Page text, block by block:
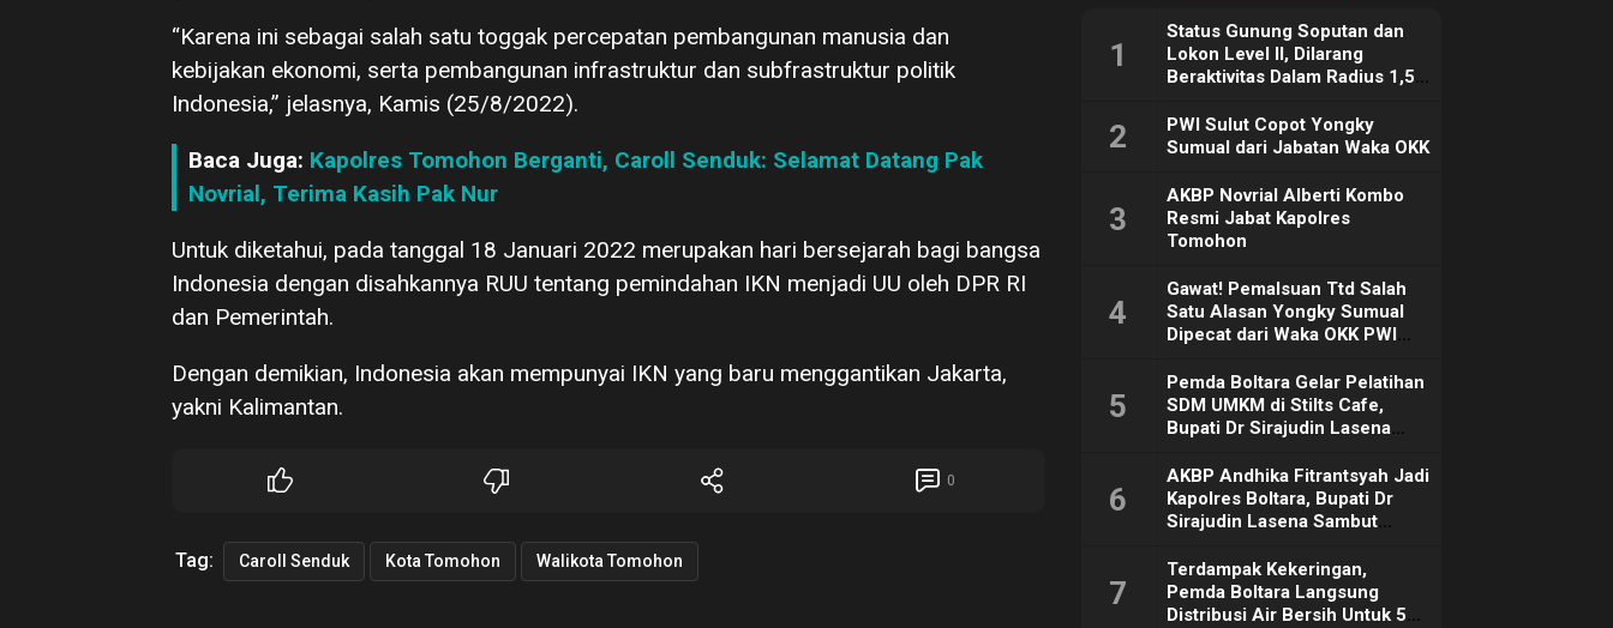
“Karena ini sebagai salah satu toggak percepatan pembangunan manusia dan
kebijakan ekonomi, serta pembangunan infrastruktur dan subfrastruktur politik
Indonesia,” jelasnya, Kamis (25/8/2022).
Baca Juga: Kapolres Tomohon Berganti, Caroll Senduk: Selamat Datang Pak
Novrial, Terima Kasih Pak Nur
Untuk diketahui, pada tanggal 18 Januari 2022 merupakan hari bersejarah bagi bangsa
Indonesia dengan disahkannya RUU tentang pemindahan IKN menjadi UU oleh DPR RI
dan Pemerintah.
Dengan demikian, Indonesia akan mempunyai IKN yang baru menggantikan Jakarta,
yakni Kalimantan.
0
Tag: Caroll Senduk Kota Tomohon Walikota Tomohon
1
Status Gunung Soputan dan
Lokon Level II, Dilarang
Beraktivitas Dalam Radius 1,5
2
PWI Sulut Copot Yongky
Sumual dari Jabatan Waka OKK
3
AKBP Novrial Alberti Kombo
Resmi Jabat Kapolres
Tomohon
4
Gawat! Pemalsuan Ttd Salah
Satu Alasan Yongky Sumual
Dipecat dari Waka OKK PWI
5
Pemda Boltara Gelar Pelatihan
SDM UMKM di Stilts Cafe,
Bupati Dr Sirajudin Lasena
Dorong Ekonomi Daerah
6
AKBP Andhika Fitrantsyah Jadi
Kapolres Boltara, Bupati Dr
Sirajudin Lasena Sambut
7
Terdampak Kekeringan,
Pemda Boltara Langsung
Distribusi Air Bersih Untuk 50